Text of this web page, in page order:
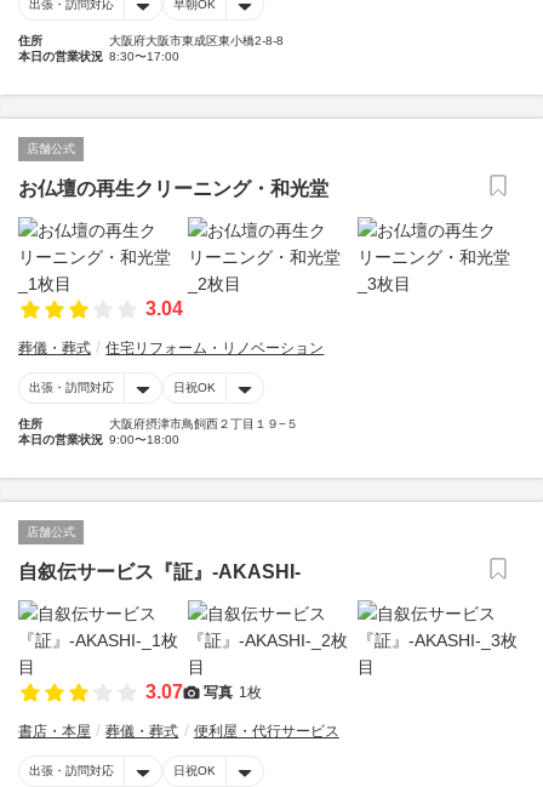
出張・訪問対応 早朝OK
住所
大阪府大阪市東成区東小橋2-8-8
本日の営業状況 8:30〜17:00
店舗公式
お仏壇の再生クリーニング・和光堂
3.04
葬儀・葬式 住宅リフォーム・リノベーション
出張・訪問対応 日祝OK
住所
大阪府摂津市鳥飼西２丁目１９−５
本日の営業状況 9:00〜18:00
店舗公式
自叙伝サービス『証』-AKASHI-
3.07 写真 1枚
書店・本屋 葬儀・葬式 便利屋・代行サービス
出張・訪問対応 日祝OK